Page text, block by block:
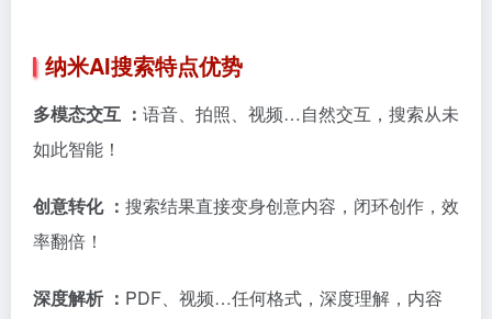
纳米AI搜索特点优势
多模态交互 ： 语音、拍照、视频…自然交互，搜索从未
如此智能！
创意转化 ： 搜索结果直接变身创意内容，闭环创作，效
率翻倍！
深度解析 ： PDF、视频…任何格式，深度理解，内容